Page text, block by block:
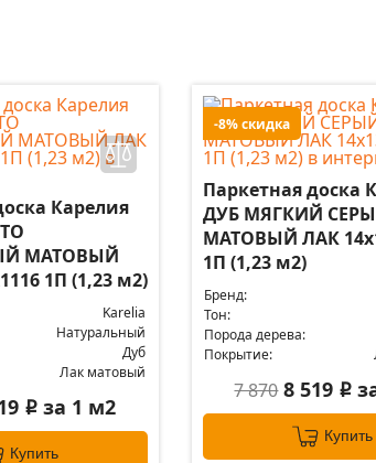
Карелия
МАТОВЫЙ
1П (1,23 м2)
Karelia
Натуральный
Дуб
Лак матовый
i за 1 м2
Купить
-8% скидка
Паркетная доска
ДУБ МЯГКИЙ
МАТОВЫЙ ЛАК
1П (1,23 м2)
Бренд:
Тон:
Порода дерева:
Покрытие:
7 870 8 519 i
Купить